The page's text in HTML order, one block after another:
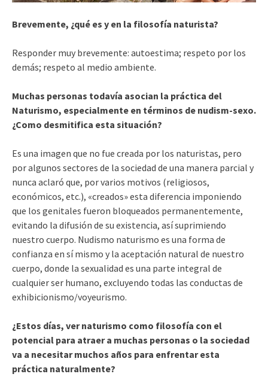
Brevemente, ¿qué es y en la filosofía naturista?
Responder muy brevemente: autoestima; respeto por los
demás; respeto al medio ambiente.
Muchas personas todavía asocian la práctica del
Naturismo, especialmente en términos de nudism-sexo.
¿Como desmitifica esta situación?
Es una imagen que no fue creada por los naturistas, pero
por algunos sectores de la sociedad de una manera parcial y
nunca aclaró que, por varios motivos (religiosos,
económicos, etc.), «creados» esta diferencia imponiendo
que los genitales fueron bloqueados permanentemente,
evitando la difusión de su existencia, así suprimiendo
nuestro cuerpo. Nudismo naturismo es una forma de
confianza en sí mismo y la aceptación natural de nuestro
cuerpo, donde la sexualidad es una parte integral de
cualquier ser humano, excluyendo todas las conductas de
exhibicionismo/voyeurismo.
¿Estos días, ver naturismo como filosofía con el
potencial para atraer a muchas personas o la sociedad
va a necesitar muchos años para enfrentar esta
práctica naturalmente?